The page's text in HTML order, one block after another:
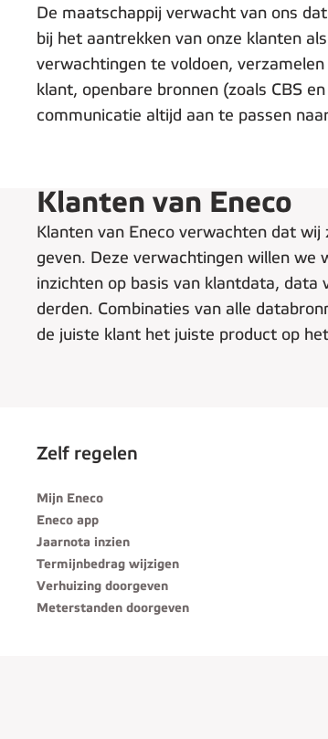
De maatschappij verwacht van ons
bij het aantrekken van onze klanten
verwachtingen te voldoen,
klant, openbare bronnen (zoals CBS
communicatie altijd aan te passen
Klanten van Eneco
Klanten van Eneco verwachten dat
geven. Deze verwachtingen willen we
inzichten op basis van klantdata, data
derden. Combinaties van alle
de juiste klant het juiste product op
Zelf regelen
Mijn Eneco
Eneco app
Jaarnota inzien
Termijnbedrag wijzigen
Verhuizing doorgeven
Meterstanden doorgeven